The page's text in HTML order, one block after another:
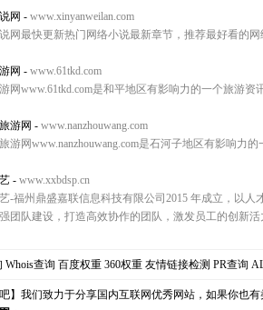
网 - www.xinyanweilan.com
网最快更新热门网络小说最新章节，推荐最好看的
网 - www.61tkd.com
网www.61tkd.com是和平地区有影响力的一个旅游
游网 - www.nanzhouwang.com
游网www.nanzhouwang.com是石河子地区有影响力
- www.xxbdsp.cn
-福州鼎盛嘉联信息科技有限公司2015 年成立，以
团队建设，打造高效协作的团队，激发员工的创新
Whois查询 百度权重 360权重 友情链接检测 PR查询
吧】我们致力于分享国内互联网优秀网站，如果你也